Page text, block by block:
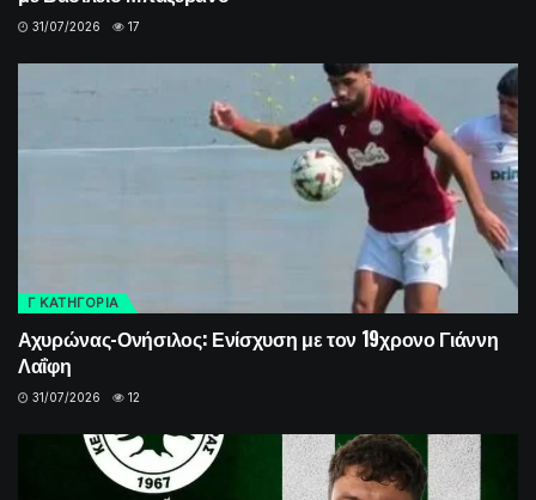
31/07/2026 17
Γ ΚΑΤΗΓΟΡΙΑ
Αχυρώνας-Ονήσιλος: Ενίσχυση με τον 19χρονο Γιάννη
Λαΐφη
31/07/2026 12